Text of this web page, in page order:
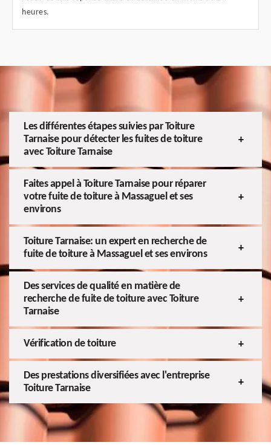
heures.
Les différentes étapes suivies par Toiture
Tarnaise pour détecter les fuites de toiture
avec Toiture Tarnaise
Faites appel à Toiture Tarnaise pour réparer
votre fuite de toiture à Massaguel et ses
environs
Toiture Tarnaise: un expert en recherche de
fuite de toiture à Massaguel et ses environs
Des services de qualité en matière de
recherche de fuite de toiture avec Toiture
Tarnaise
Vérification de toiture
Des prestations diversifiées avec l'entreprise
Toiture Tarnaise